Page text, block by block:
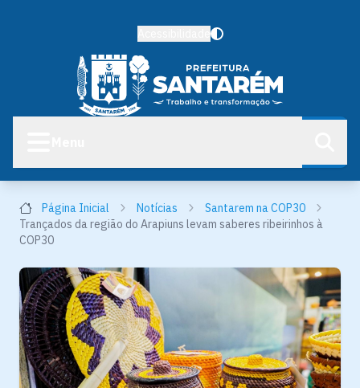
Página Inicial Notícias
Santarem na COP30
Trançados da região do Arapiuns levam saberes ribeirinhos à
COP30